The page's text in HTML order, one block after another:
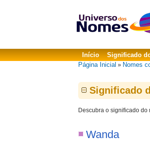
Início
Significado
Página Inicial » Nomes
Significado
Descubra o significado do
Wanda